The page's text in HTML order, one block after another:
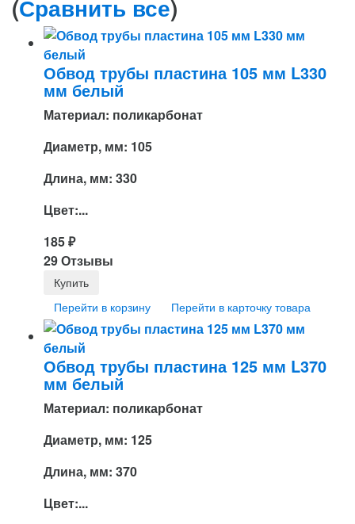
(Сравнить все)
Обвод трубы пластина 105 мм L330
мм белый
Материал: поликарбонат
Диаметр, мм: 105
Длина, мм: 330
Цвет:...
185₽
29 Отзывы
Перейти в корзину Перейти в карточку товара
Обвод трубы пластина 125 мм L370
мм белый
Материал: поликарбонат
Диаметр, мм: 125
Длина, мм: 370
Цвет:...